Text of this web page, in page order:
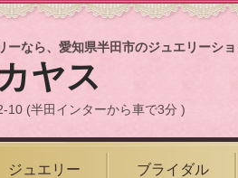
ーなら、愛知県半田市のジュエリーシ
ヤス
10 (半田インターから車で3分 )
ジュエリー ブライダル